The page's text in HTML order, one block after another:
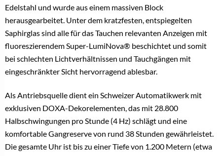
Edelstahl und wurde aus einem massiven Block
herausgearbeitet. Unter dem kratzfesten, entspiegelten
Saphirglas sind alle für das Tauchen relevanten Anzeigen mit
fluoreszierendem Super-LumiNova® beschichtet und somit
bei schlechten Lichtverhältnissen und Tauchgängen mit
eingeschränkter Sicht hervorragend ablesbar.
Als Antriebsquelle dient ein Schweizer Automatikwerk mit
exklusiven DOXA-Dekorelementen, das mit 28.800
Halbschwingungen pro Stunde (4 Hz) schlägt und eine
komfortable Gangreserve von rund 38 Stunden gewährleistet.
Die gesamte Uhr ist bis zu einer Tiefe von 1.200 Metern (etwa